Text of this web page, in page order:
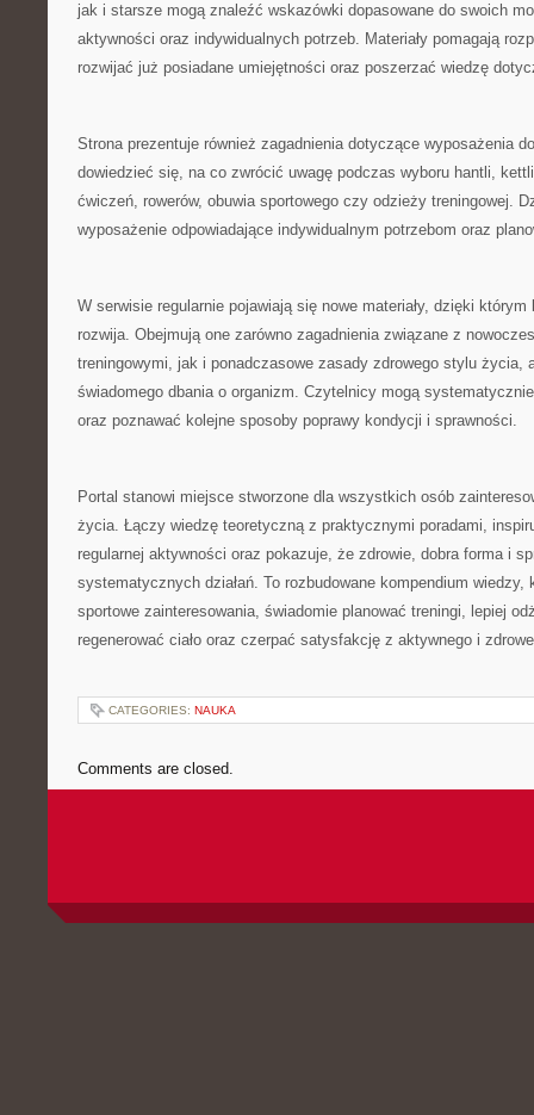
jak i starsze mogą znaleźć wskazówki dopasowane do swoich
aktywności oraz indywidualnych potrzeb. Materiały pomagają
rozwijać już posiadane umiejętności oraz poszerzać wiedzę
Strona prezentuje również zagadnienia dotyczące wyposażenia
dowiedzieć się, na co zwrócić uwagę podczas wyboru hantli,
ćwiczeń, rowerów, obuwia sportowego czy odzieży treningowej.
wyposażenie odpowiadające indywidualnym potrzebom oraz
W serwisie regularnie pojawiają się nowe materiały, dzięki
rozwija. Obejmują one zarówno zagadnienia związane z
treningowymi, jak i ponadczasowe zasady zdrowego stylu życia,
świadomego dbania o organizm. Czytelnicy mogą
oraz poznawać kolejne sposoby poprawy kondycji i sprawności.
Portal stanowi miejsce stworzone dla wszystkich osób
życia. Łączy wiedzę teoretyczną z praktycznymi poradami,
regularnej aktywności oraz pokazuje, że zdrowie, dobra forma i
systematycznych działań. To rozbudowane kompendium wiedzy,
sportowe zainteresowania, świadomie planować treningi, lepiej
regenerować ciało oraz czerpać satysfakcję z aktywnego i
CATEGORIES: NAUKA
Comments are closed.